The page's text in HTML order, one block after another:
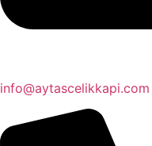
info@aytascelikkapi.com